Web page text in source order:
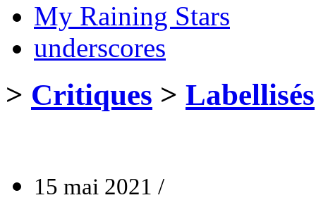
My Raining Stars
underscores
> Critiques > Labellisés
15 mai 2021 /